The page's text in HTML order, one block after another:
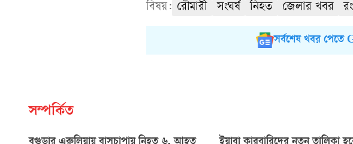
বিষয়: রৌমারী সংঘর্ষ নিহত জেলার খবর
সর্বশেষ খবর
সম্পর্কিত